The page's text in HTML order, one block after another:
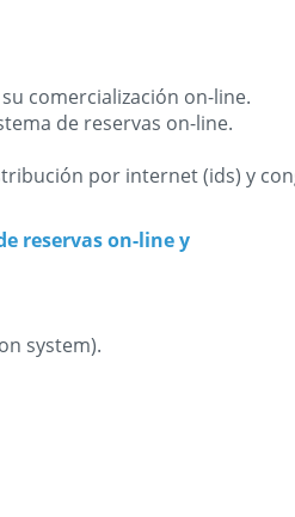
comercialización on-line.
de reservas on-line.
por internet (ids) y
reservas on-line y
system).